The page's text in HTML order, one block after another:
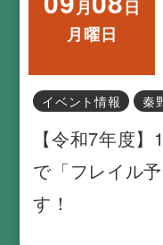
月
日
月曜日
イベント情報 秦
【令和7年度
で「フレイル
す！